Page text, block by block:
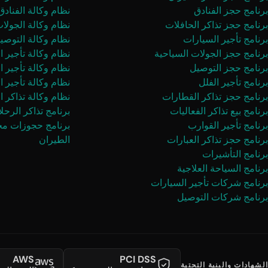
برنامج حجز الفنادق
برنامج حجز تذاكر الحافلات
برنامج تأجير السيارات
برنامج حجز الجولات السياحية
برنامج حجز التوصيل
برنامج تأجير الفلل
برنامج حجز تذاكر القطارات
برنامج بيع تذاكر الفعاليات
برنامج تأجير القوارب
برنامج حجز تذاكر العبارات
برنامج التأشيرات
برنامج السياحة العلاجية
برنامج شركات تأجير السيارات
برنامج شركات التوصيل
نظام وكالة
نظام وكالة
نظام وكالة
نظام وكالة تأجير
نظام وكالة تأجير
نظام وكالة تأجير
نظام وكالة تذاكر
برنامج تذاكر
برنامج حجوزات
الطيران
الشهادات والبنية التحتية
PCI DSS
AWS